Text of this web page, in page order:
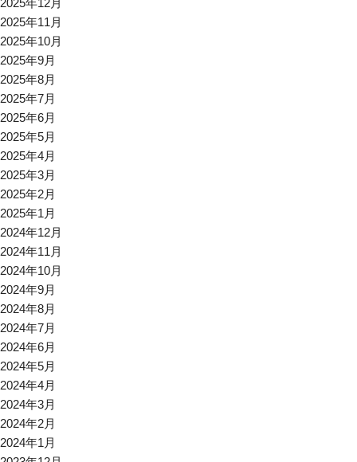
2025年11月
2025年10月
2025年9月
2025年8月
2025年7月
2025年6月
2025年5月
2025年4月
2025年3月
2025年2月
2025年1月
2024年12月
2024年11月
2024年10月
2024年9月
2024年8月
2024年7月
2024年6月
2024年5月
2024年4月
2024年3月
2024年2月
2024年1月